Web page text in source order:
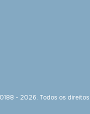
- 2026. Todos os direitos